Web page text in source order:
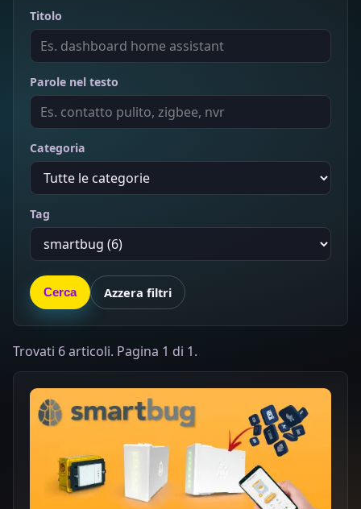
Titolo
Parole nel testo
Categoria
Tag
Cerca Azzera filtri
Trovati 6 articoli. Pagina 1 di 1.